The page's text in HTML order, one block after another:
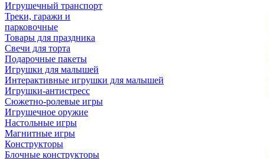
Игрушечный транспорт
Треки, гаражи и
парковочные
Товары для праздника
Свечи для торта
Подарочные пакеты
Игрушки для малышей
Интерактивные игрушки для малышей
Игрушки-антистресс
Сюжетно-ролевые игры
Игрушечное оружие
Настольные игры
Магнитные игры
Конструкторы
Блочные конструкторы